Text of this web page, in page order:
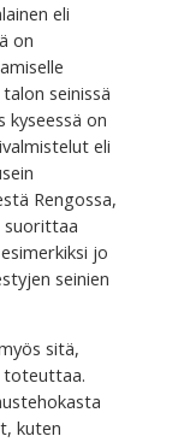
eli
on
seinissä
kyseessä on
eli
Rengossa,
suorittaa
jo
seinien
sitä,
toteuttaa.
kuten